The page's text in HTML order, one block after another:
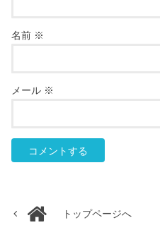
名前 ※
メール ※
トップページへ